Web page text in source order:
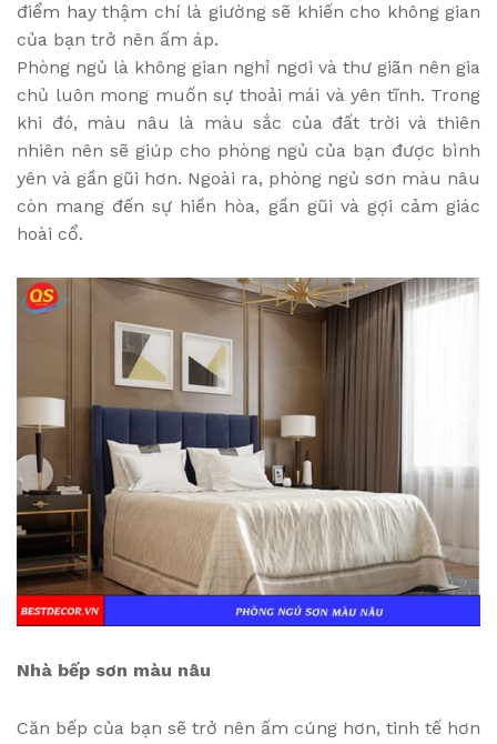
điểm hay thậm chí là giường sẽ khiến cho không gian
của bạn trở nên ấm áp.
Phòng ngủ là không gian nghỉ ngơi và thư giãn nên gia
chủ luôn mong muốn sự thoải mái và yên tĩnh. Trong
khi đó, màu nâu là màu sắc của đất trời và thiên
nhiên nên sẽ giúp cho phòng ngủ của bạn được bình
yên và gần gũi hơn. Ngoài ra, phòng ngủ sơn màu nâu
còn mang đến sự hiền hòa, gần gũi và gợi cảm giác
hoài cổ.
Nhà bếp sơn màu nâu
Căn bếp của bạn sẽ trở nên ấm cúng hơn, tinh tế hơn